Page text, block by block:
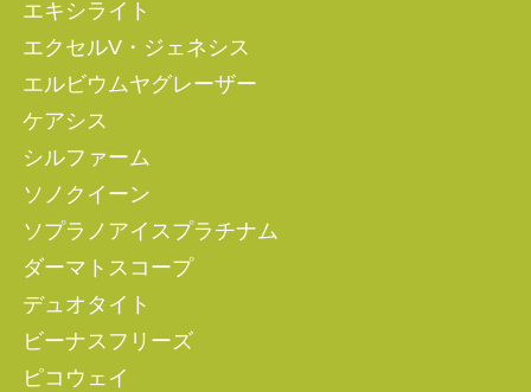
エキシライト
エクセルV・ジェネシス
エルビウムヤグレーザー
ケアシス
シルファーム
ソノクイーン
ソプラノアイスプラチナム
ダーマトスコープ
デュオタイト
ビーナスフリーズ
ピコウェイ